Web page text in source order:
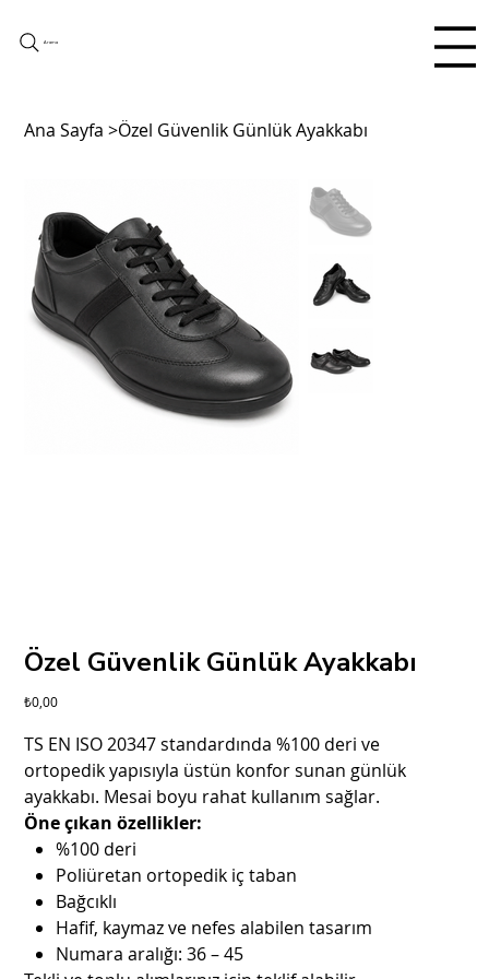
Arama
Ana Sayfa >Özel Güvenlik Günlük Ayakkabı
Özel Güvenlik Günlük Ayakkabı
Fiyat
₺0,00
TS EN ISO 20347 standardında %100 deri ve
ortopedik yapısıyla üstün konfor sunan günlük
ayakkabı. Mesai boyu rahat kullanım sağlar.
Öne çıkan özellikler:
%100 deri
Poliüretan ortopedik iç taban
Bağcıklı
Hafif, kaymaz ve nefes alabilen tasarım
Numara aralığı: 36 – 45